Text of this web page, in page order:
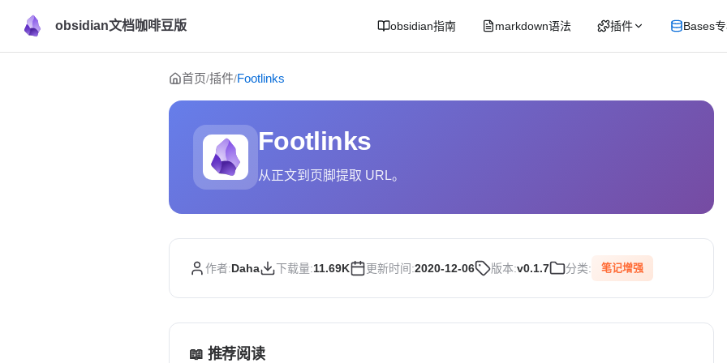
obsidian文档咖啡豆版 obsidian指南 markdown语法 插件 Bases
Skip to content
首页/插件/Footlinks
Footlinks
从正文到页脚提取 URL。
作者:Daha 下载量:11.69K 更新时间:2020-12-06 版本:v0.1.7 分类: 笔记增强
📖 推荐阅读